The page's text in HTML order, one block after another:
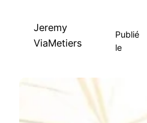
Jeremy
ViaMetiers
Publié
le